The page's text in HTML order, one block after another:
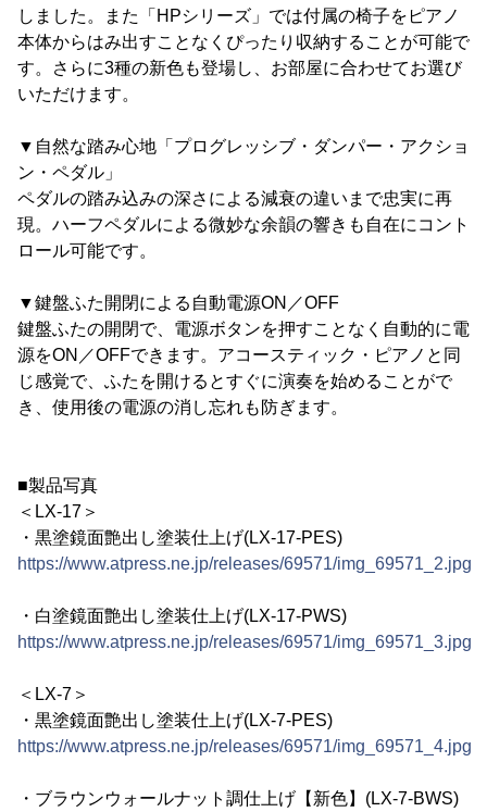
しました。また「HPシリーズ」では付属の椅子をピアノ
本体からはみ出すことなくぴったり収納することが可能で
す。さらに3種の新色も登場し、お部屋に合わせてお選び
いただけます。
▼自然な踏み心地「プログレッシブ・ダンパー・アクショ
ン・ペダル」
ペダルの踏み込みの深さによる減衰の違いまで忠実に再
現。ハーフペダルによる微妙な余韻の響きも自在にコント
ロール可能です。
▼鍵盤ふた開閉による自動電源ON／OFF
鍵盤ふたの開閉で、電源ボタンを押すことなく自動的に電
源をON／OFFできます。アコースティック・ピアノと同
じ感覚で、ふたを開けるとすぐに演奏を始めることがで
き、使用後の電源の消し忘れも防ぎます。
■製品写真
＜LX-17＞
・黒塗鏡面艶出し塗装仕上げ(LX-17-PES)
https://www.atpress.ne.jp/releases/69571/img_69571_2.jpg
・白塗鏡面艶出し塗装仕上げ(LX-17-PWS)
https://www.atpress.ne.jp/releases/69571/img_69571_3.jpg
＜LX-7＞
・黒塗鏡面艶出し塗装仕上げ(LX-7-PES)
https://www.atpress.ne.jp/releases/69571/img_69571_4.jpg
・ブラウンウォールナット調仕上げ【新色】(LX-7-BWS)